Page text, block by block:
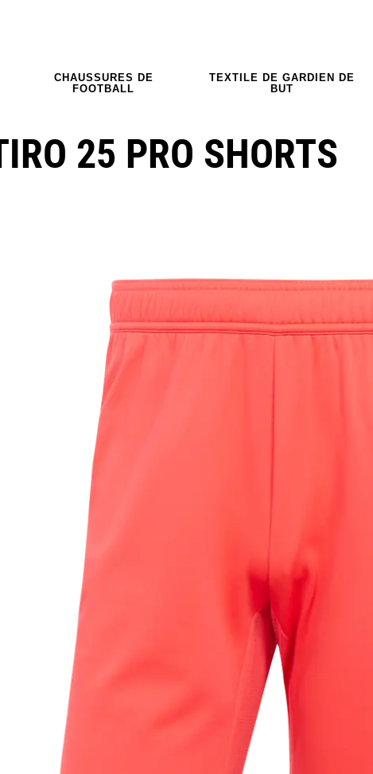
CHAUSSURES DE
FOOTBALL
TEXTILE DE GARDIEN DE
BUT
25 PRO SHORTS